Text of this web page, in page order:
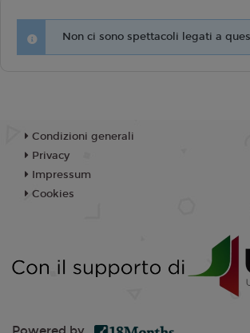
Non ci sono spettacoli legati a
Condizioni generali
Privacy
Impressum
Cookies